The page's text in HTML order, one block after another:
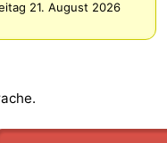
21. August 2026